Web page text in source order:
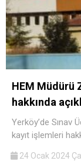
HEM Müdürü
hakkında
Yerköy’de Sınav
kayıt işlemleri
24 Ocak 2024